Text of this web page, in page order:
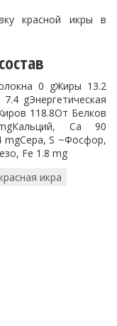
красной икры в
0 gЖиры 13.2
gЭнергетическая
118.8От Белков
Ca 90
mgСера, S ~Фосфор,
Fe 1.8 mg
икра